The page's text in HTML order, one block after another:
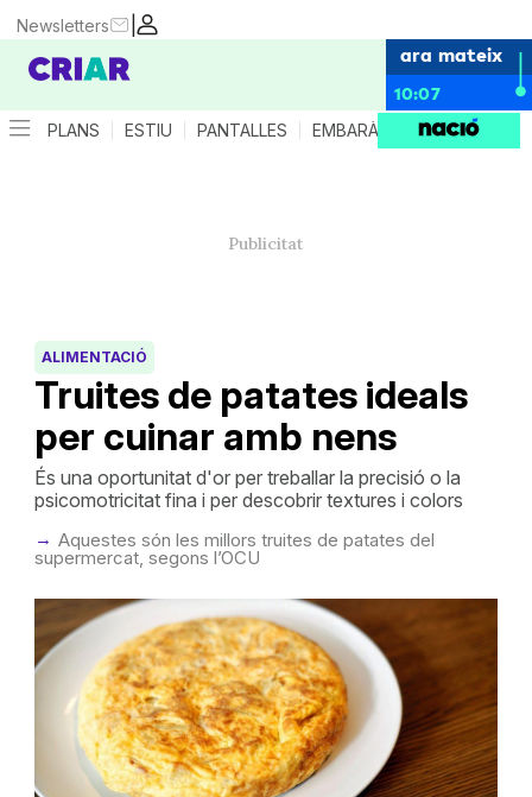
|
Newsletters
ara mateix
10:07
PLANS ESTIU PANTALLES EMBARÀS CRIANÇA
Truites de patates ideals
per cuinar amb nens
ALIMENTACIÓ
És una oportunitat d'or per treballar la precisió o la
psicomotricitat fina i per descobrir textures i colors
Aquestes són les millors truites de patates del
supermercat, segons l’OCU